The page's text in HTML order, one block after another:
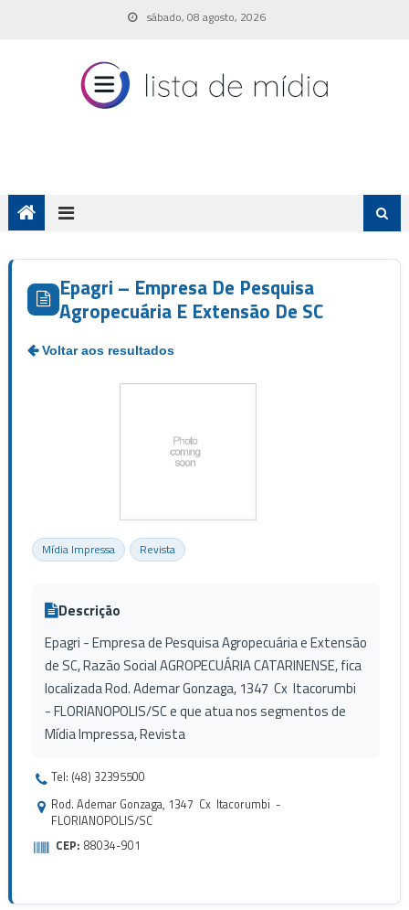
sábado, 08 agosto, 2026
Epagri – Empresa De Pesquisa
Agropecuária E Extensão De SC
Mídia Impressa Revista
Descrição
Epagri - Empresa de Pesquisa Agropecuária e Extensão
de SC, Razão Social AGROPECUÁRIA CATARINENSE, fica
localizada Rod. Ademar Gonzaga, 1347 Cx Itacorumbi
- FLORIANOPOLIS/SC e que atua nos segmentos de
Mídia Impressa, Revista
Tel: (48) 32395500
Rod. Ademar Gonzaga, 1347 Cx Itacorumbi -
FLORIANOPOLIS/SC
CEP: 88034-901